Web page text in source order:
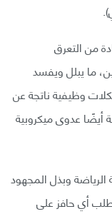
من التعرق
ما يبلل ويفسد
وظيفية ناتجة عن
أيضًا عدوى ميكروبية
وبذل المجهود
أي حافز على